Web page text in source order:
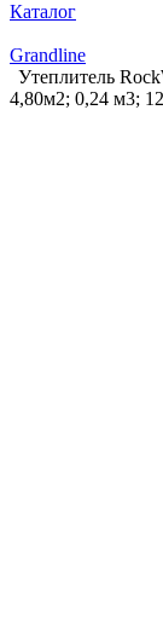
Каталог
Grandline
Утеплитель
4,80м2; 0,24 м3;